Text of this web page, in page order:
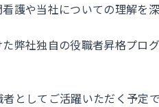
護や当社についての理解を
弊社独自の役職者昇格プロ
としてご活躍いただく予定で